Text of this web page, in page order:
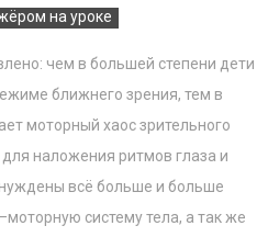
на уроке
чем в большей степени дети
ближнего зрения, тем в
моторный хаос зрительного
для наложения ритмов глаза и
всё больше и больше
систему тела, а так же